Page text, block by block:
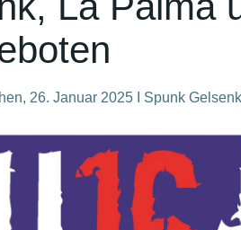
26. Januar 2025 I Spunk